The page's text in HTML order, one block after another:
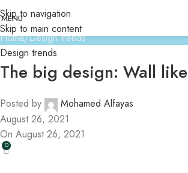
Skip to navigation
Skip to main content
MENU
Blog
Home Design trends
Design trends
The big design: Wall
Posted by
Mohamed Alfayas
August 26, 2021
On August 26, 2021
0